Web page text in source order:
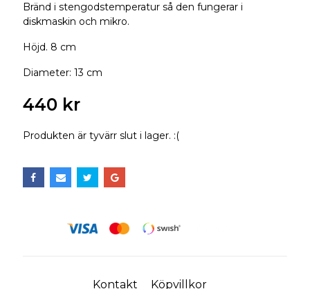
Bränd i stengodstemperatur så den fungerar i
diskmaskin och mikro.
Höjd. 8 cm
Diameter: 13 cm
440 kr
Produkten är tyvärr slut i lager. :(
Kontakt Köpvillkor